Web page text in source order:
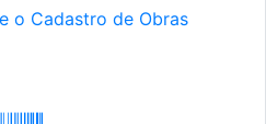
o Cadastro de Obras